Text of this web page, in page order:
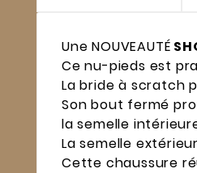
Une NOUVEAUTÉ
Ce nu-pieds est
La bride à scratch
Son bout fermé
la semelle
La semelle
Cette chaussure